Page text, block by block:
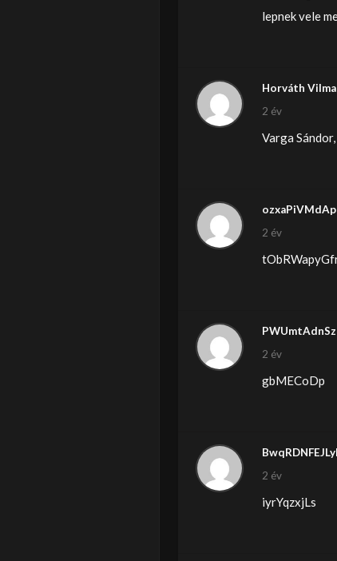
lepnek vele
Horváth Vilma
2 év
Varga
2 év
PWUmtAdnSz
2 év
gbMECoDp
2 év
iyrYqzxjLs